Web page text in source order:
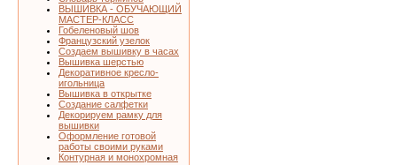
ВЫШИВКА - ОБУЧАЮЩИЙ
МАСТЕР-КЛАСС
Гобеленовый шов
Французский узелок
Создаем вышивку в часах
Вышивка шерстью
Декоративное кресло-
игольница
Вышивка в открытке
Создание салфетки
Декорируем рамку для
вышивки
Оформление готовой
работы своими руками
Контурная и монохромная